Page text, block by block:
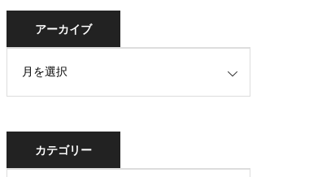
アーカイブ
カテゴリー